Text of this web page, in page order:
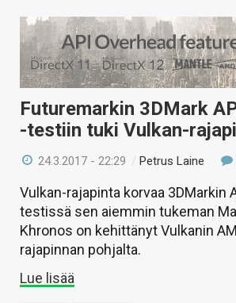
Futuremarkin 3DMark
-testiin tuki Vulkan-
24.3.2017 - 22:29 /Petrus Laine
Vulkan-rajapinta korvaa 3DMarkin
testissä sen aiemmin tukeman
Khronos on kehittänyt Vulkanin
rajapinnan pohjalta.
Lue lisää